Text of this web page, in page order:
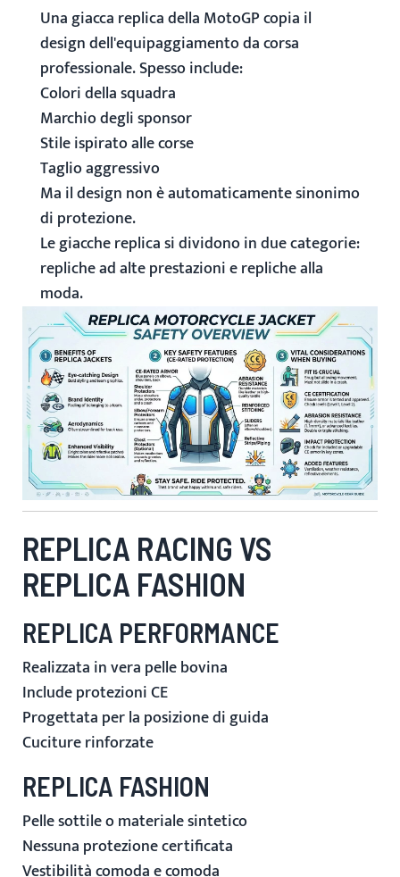
Una giacca replica della MotoGP copia il
design dell'equipaggiamento da corsa
professionale. Spesso include:
Colori della squadra
Marchio degli sponsor
Stile ispirato alle corse
Taglio aggressivo
Ma il design non è automaticamente sinonimo
di protezione.
Le giacche replica si dividono in due categorie:
repliche ad alte prestazioni e repliche alla
moda.
REPLICA RACING VS
REPLICA FASHION
REPLICA PERFORMANCE
Realizzata in vera pelle bovina
Include protezioni CE
Progettata per la posizione di guida
Cuciture rinforzate
REPLICA FASHION
Pelle sottile o materiale sintetico
Nessuna protezione certificata